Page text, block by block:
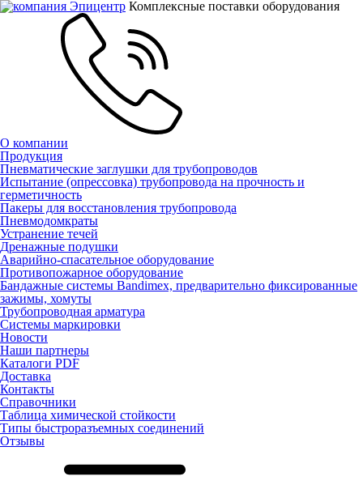
Комплексные поставки оборудования
О компании
Продукция
Пневматические заглушки для трубопроводов
Испытание (опрессовка) трубопровода на прочность и
герметичность
Пакеры для восстановления трубопровода
Пневмодомкраты
Устранение течей
Дренажные подушки
Аварийно-спасательное оборудование
Противопожарное оборудование
Бандажные системы Bandimex, предварительно фиксированные
зажимы, хомуты
Трубопроводная арматура
Системы маркировки
Новости
Наши партнеры
Каталоги PDF
Доставка
Контакты
Справочники
Таблица химической стойкости
Типы быстроразъемных соединений
Отзывы